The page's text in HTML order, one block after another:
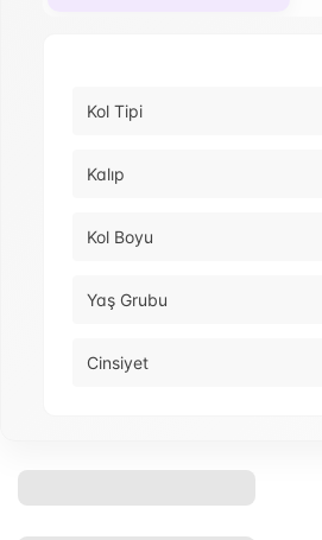
Kol Tipi
Kalıp
Kol Boyu
Yaş Grubu
Cinsiyet